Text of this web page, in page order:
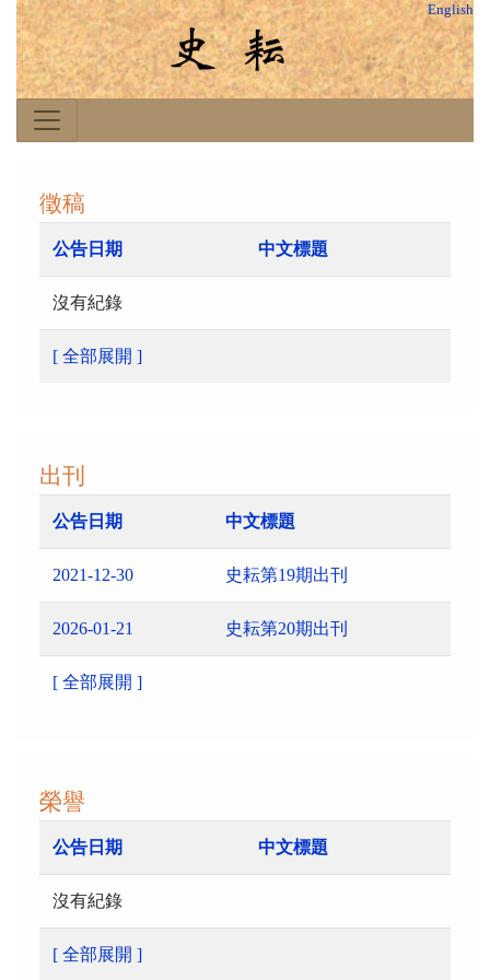
English
徵稿
公告日期 中文標題
沒有紀錄
[ 全部展開 ]
出刊
公告日期 中文標題
2021-12-30 史耘第19期出刊
2026-01-21 史耘第20期出刊
[ 全部展開 ]
榮譽
公告日期 中文標題
沒有紀錄
[ 全部展開 ]